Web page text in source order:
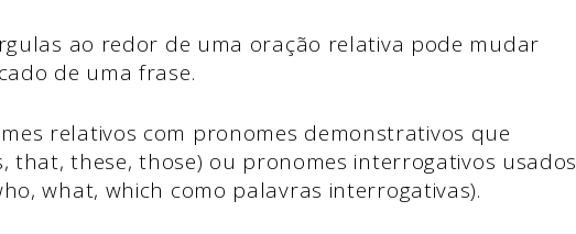
ao redor de uma oração relativa pode mudar
de uma frase.
relativos com pronomes demonstrativos que
that, these, those) ou pronomes interrogativos usados
what, which como palavras interrogativas).